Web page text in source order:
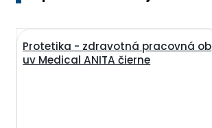
Protetika - zdravotná pracovná ob
uv Medical ANITA čierne